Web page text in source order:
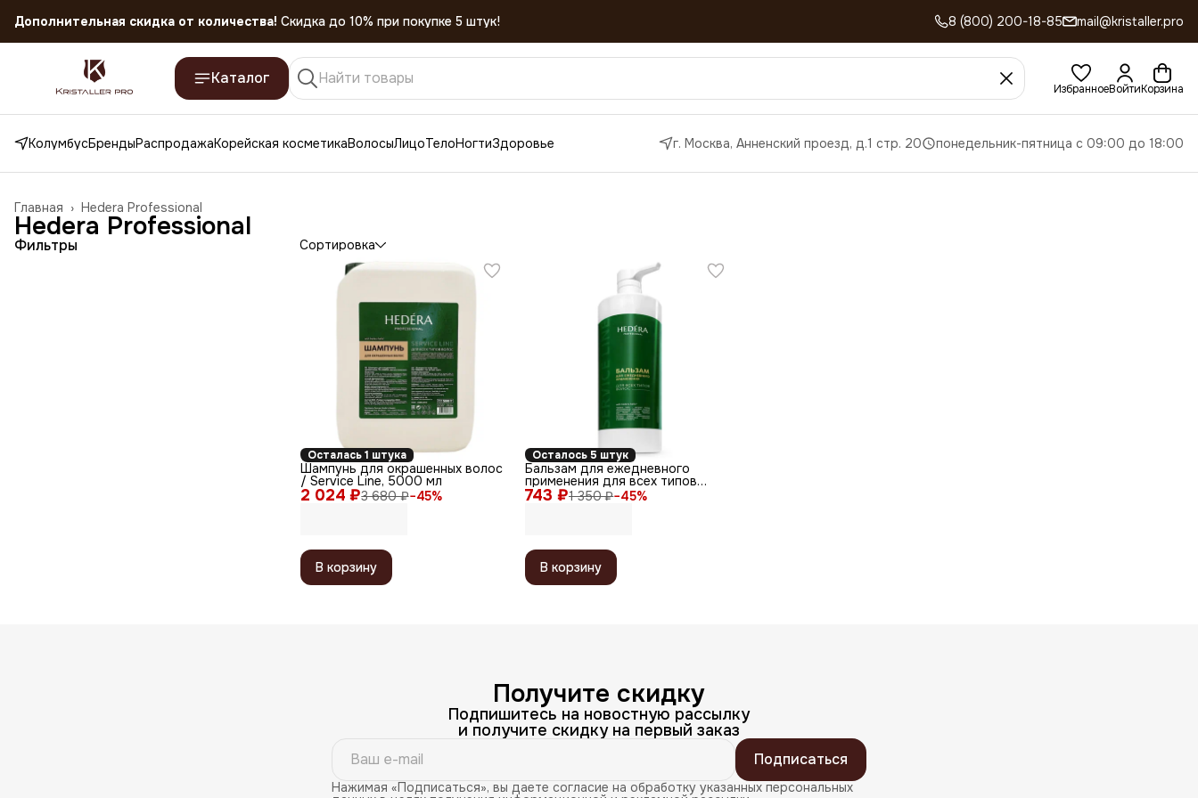
Дополнительная скидка от количества! Скидка до 10% при покупке 5 штук!
Скидка 45% на все товары до 31.07.2026
8 (800) 200-18-85 mail@kristaller.pro
Каталог
ИзбранноеВойтиКорзина
КолумбусБрендыРаспродажаКорейская косметикаВолосыЛицоТелоНогтиЗдоровье г. Москва, Анненский проезд, д.1 стр. 20 понедельник-пятница с 09:00 до 18:00
Hedera Professional
Главная ›
Hedera Professional
Фильтры Сортировка
Осталась 1 штука
2 024 ₽3 680 ₽−45%
Шампунь для окрашенных волос
/ Service Line, 5000 мл
В корзину
Осталось 5 штук
743 ₽1 350 ₽−45%
Бальзам для ежедневного
применения для всех типов
волос / Service Line, 1000 мл
В корзину
Получите скидку
Подпишитесь на новостную рассылку
и получите скидку на первый заказ
Подписаться
Нажимая «Подписаться», вы даете согласие на обработку указанных персональных